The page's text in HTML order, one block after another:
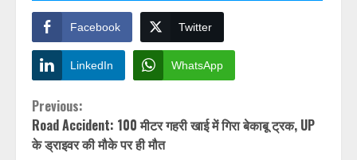
Facebook Twitter
LinkedIn WhatsApp
Continue
Reading
Previous:
Road Accident: 100 मीटर गहरी खाई में गिरा बेकाबू ट्रक, UP
के ड्राइवर की मौके पर ही मौत